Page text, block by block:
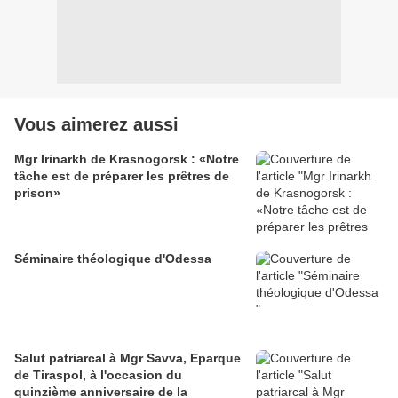
Vous aimerez aussi
Mgr Irinarkh de Krasnogorsk : «Notre
tâche est de préparer les prêtres de
prison»
Séminaire théologique d'Odessa
Salut patriarcal à Mgr Savva, Eparque
de Tiraspol, à l'occasion du
quinzième anniversaire de la